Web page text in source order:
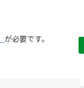
が必要です。